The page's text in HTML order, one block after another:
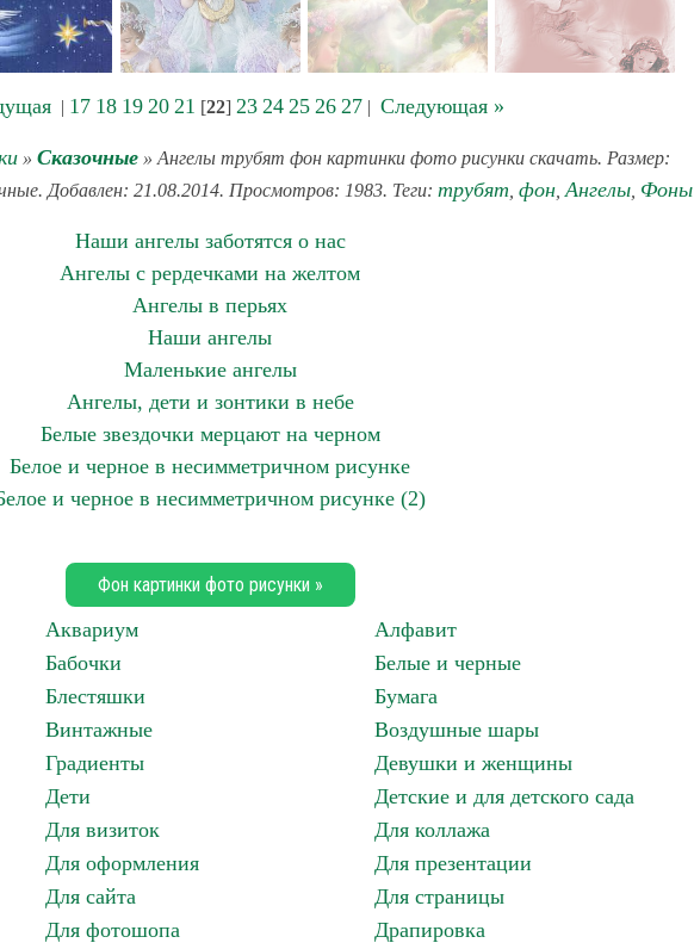
| 17 18 19 20 21 [22] 23 24 25 26 27| Следующая »
» Сказочные » Ангелы трубят фон картинки фото рисунки скачать. Размер:
Добавлен: 21.08.2014. Просмотров: 1983. Теги: трубят фон, Ангелы, Фоны
Наши ангелы заботятся о нас
Ангелы с рердечками на желтом
Ангелы в перьях
Наши ангелы
Маленькие ангелы
Ангелы, дети и зонтики в небе
Белые звездочки мерцают на черном
Белое и черное в несимметричном рисунке
и черное в несимметричном рисунке (2)
Фон картинки фото рисунки »
Аквариум
Алфавит
Бабочки
Белые и черные
Блестяшки
Бумага
Винтажные
Воздушные шары
Градиенты
Девушки и женщины
Дети
Детские и для детского сада
Для визиток
Для коллажа
Для оформления
Для презентации
Для сайта
Для страницы
Для фотошопа
Драпировка